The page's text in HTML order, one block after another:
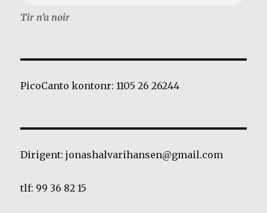
Tir n’a noir
PicoCanto kontonr: 1105 26 26244
Dirigent: jonashalvarihansen@gmail.com
tlf: 99 36 82 15